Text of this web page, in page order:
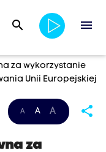
search menu
za wykorzystanie
Unii Europejskiej
A A A share
za